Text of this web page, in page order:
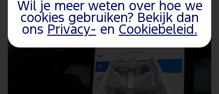
Wil je meer weten over hoe we
cookies gebruiken? Bekijk dan
ons Privacy- en Cookiebeleid.